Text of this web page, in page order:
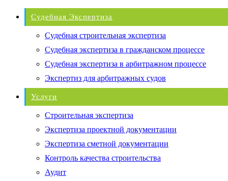
Судебная Экспертиза
Судебная строительная экспертиза
Судебная экспертиза в гражданском процессе
Судебная экспертиза в арбитражном процессе
Экспертиз для арбитражных судов
Услуги
Строительная экспертиза
Экспертиза проектной документации
Экспертиза сметной документации
Контроль качества строительства
Аудит